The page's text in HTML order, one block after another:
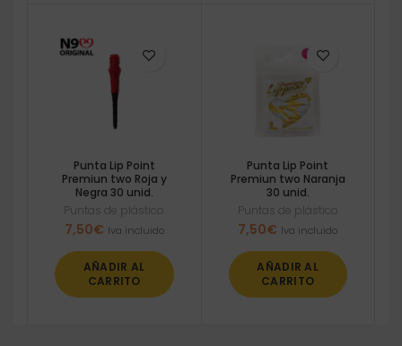
Punta Lip Point
Premiun two Roja y
Negra 30 unid.
Puntas de plástico
7,50€ Iva incluido
AÑADIR AL
CARRITO
Punta Lip Point
Premiun two Naranja
30 unid.
Puntas de plástico
7,50€ Iva incluido
AÑADIR AL
CARRITO